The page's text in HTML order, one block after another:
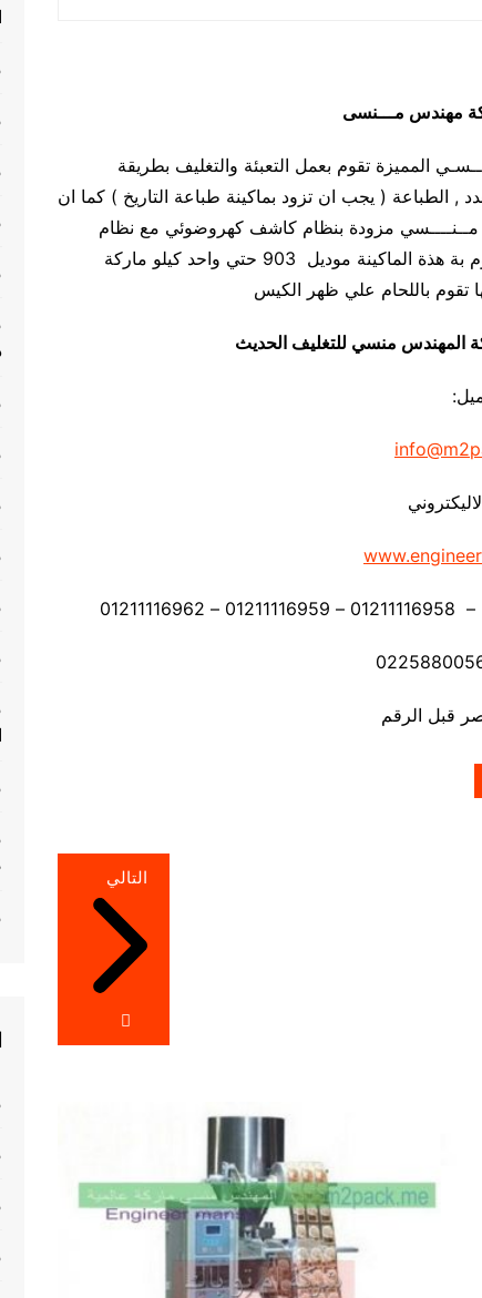
منــسـي المميزة تقوم بعمل التعبئة والتغليف بطريقة
, الطباعة ( يجب ان تزود بماكينة طباعة التاريخ ) كما ان
المهندس مــنــــسي مزودة بنظام كاشف كهروضوئي مع نظام
السرعة المتغيرة ( ستيب ليس ) , كما ان اللحام التي تقوم بة هذة الماكينة موديل 903 حتي واحد كيلو ماركة
تقوم باللحام علي ظهر الكيس
المهندس منسي للتغليف الحديث
التالي